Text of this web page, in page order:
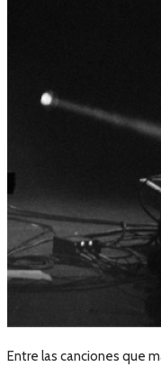
Entre las canciones que